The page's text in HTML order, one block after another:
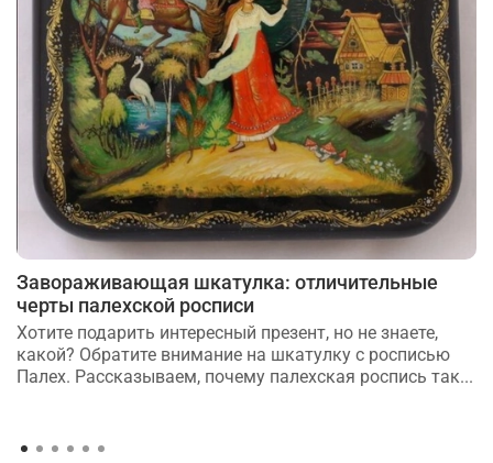
Завораживающая шкатулка: отличительные
черты палехской росписи
Хотите подарить интересный презент, но не знаете,
какой? Обратите внимание на шкатулку с росписью
Палех. Рассказываем, почему палехская роспись так...